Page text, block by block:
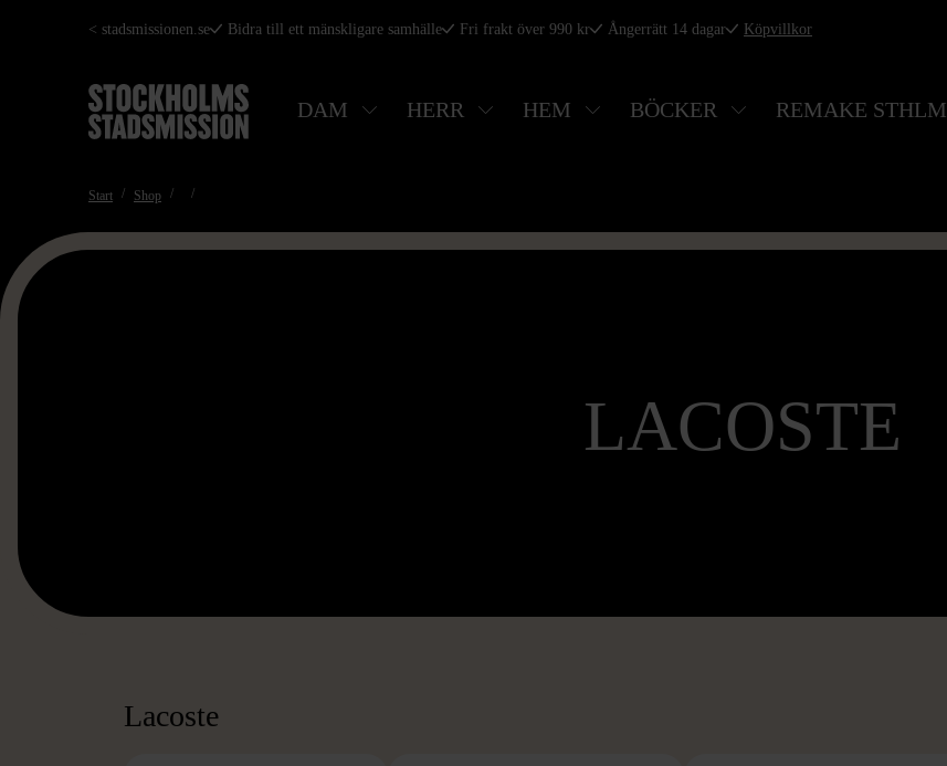
Hoppa
huvudinnehåll
< stadsmissionen.se Bidra till ett mänskligare samhälle Fri frakt över 990 kr Ångerrätt 14 dagar Köpvillkor
DAM HERR HEM BÖCKER REMAKE STHLM
Start Shop
LACOSTE
Lacoste